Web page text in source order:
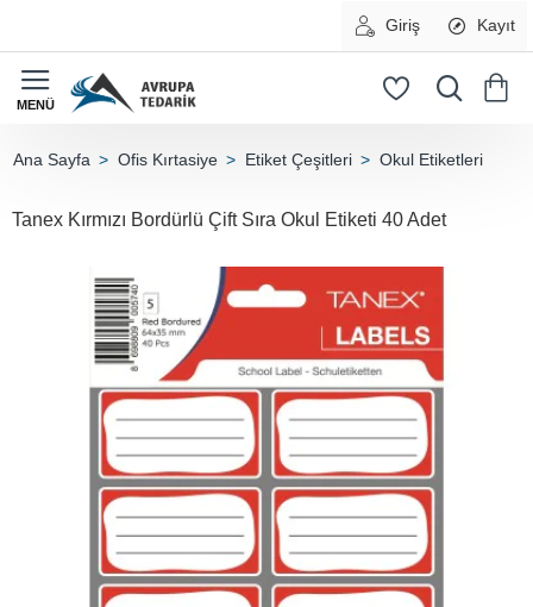
Giriş Kayıt
Ofis Kırtasiye Etiket Çeşitleri Okul Etiketleri
Tanex Kırmızı Bordürlü Çift Sıra Okul Etiketi 40 Adet